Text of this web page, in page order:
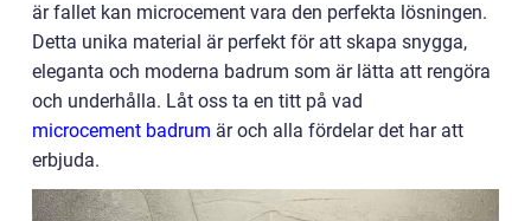
är fallet kan microcement vara den perfekta lösningen.
Detta unika material är perfekt för att skapa snygga,
eleganta och moderna badrum som är lätta att rengöra
och underhålla. Låt oss ta en titt på vad
microcement badrum är och alla fördelar det har att
erbjuda.